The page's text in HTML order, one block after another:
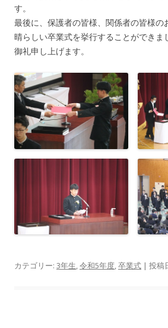
す。
最後に、保護者の皆様、関係者の皆様の
晴らしい卒業式を挙行することができま
御礼申し上げます。
カテゴリー: 3年生,令和5年度,卒業式 | 投稿